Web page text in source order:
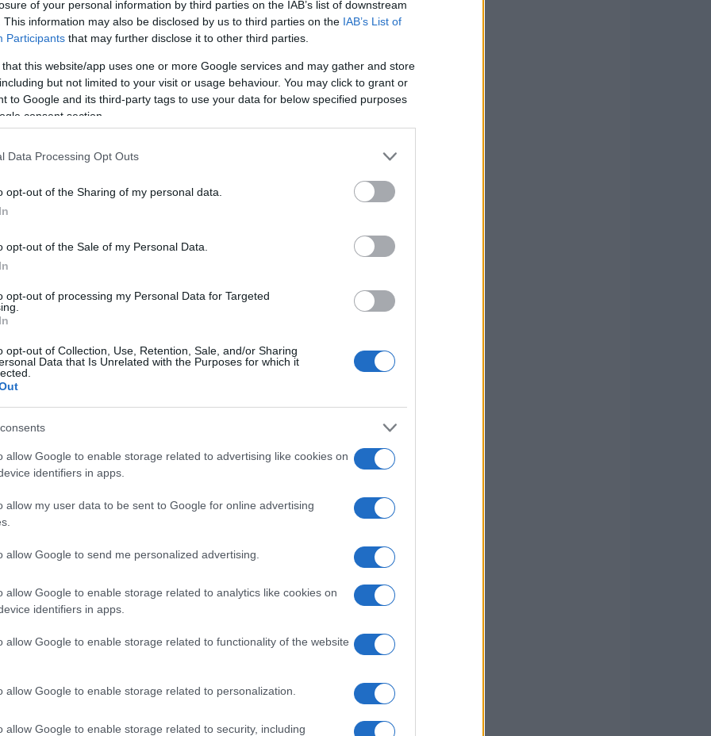
of your personal information by third parties on the IAB’s list of downstream
This information may also be disclosed by us to third parties on the IAB’s List of
Participants that may further disclose it to other third parties.
that this website/app uses one or more Google services and may gather and store
but not limited to your visit or usage behaviour. You may click to grant or
to Google and its third-party tags to use your data for below specified purposes
consent section.
Data Processing Opt Outs
opt-out of the Sharing of my personal data.
opt-out of the Sale of my Personal Data.
opt-out of processing my Personal Data for Targeted
opt-out of Collection, Use, Retention, Sale, and/or Sharing
Data that Is Unrelated with the Purposes for which it
allow Google to enable storage related to advertising like cookies on
identifiers in apps.
allow my user data to be sent to Google for online advertising
allow Google to send me personalized advertising.
allow Google to enable storage related to analytics like cookies on
identifiers in apps.
allow Google to enable storage related to functionality of the website
allow Google to enable storage related to personalization.
allow Google to enable storage related to security, including
Dopo due anni di stop, ha dovuto
al rientro, ma anche quelle emotive. Le parole
un impegno straordinario: tra allenamenti,
una resilienza fuori dal comune. La
con quella di madre è un esempio per molti, e
evidenzia l’importanza del supporto in
ai Campionati mondiali di sci di fondo,
ritirarsi dopo le ultime gare in programma a
spazio a interpretazioni e speranze. Il
le prossime Olimpiadi invernali, ha acceso i
Gli appassionati di sci di fondo